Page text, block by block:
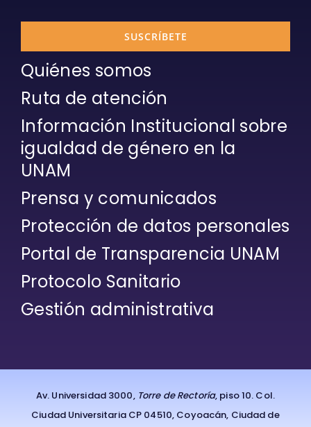
SUSCRÍBETE
Quiénes somos
Ruta de atención
Información Institucional sobre
igualdad de género en la
UNAM
Prensa y comunicados
Protección de datos personales
Portal de Transparencia UNAM
Protocolo Sanitario
Gestión administrativa
Av. Universidad 3000, Torre de Rectoría, piso 10. Col.
Ciudad Universitaria CP 04510, Coyoacán, Ciudad de